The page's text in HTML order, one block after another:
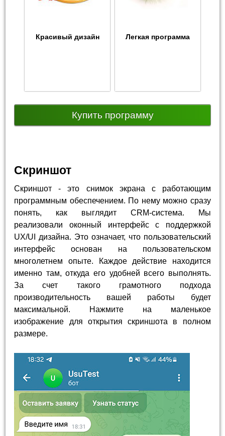
Красивый дизайн Легкая программа
Купить программу
Скриншот
Скриншот - это снимок экрана с работающим
программным обеспечением. По нему можно сразу
понять, как выглядит CRM-система. Мы
реализовали оконный интерфейс с поддержкой
UX/UI дизайна. Это означает, что пользовательский
интерфейс основан на пользовательском
многолетнем опыте. Каждое действие находится
именно там, откуда его удобней всего выполнять.
За счет такого грамотного подхода
производительность вашей работы будет
максимальной. Нажмите на маленькое
изображение для открытия скриншота в полном
размере.